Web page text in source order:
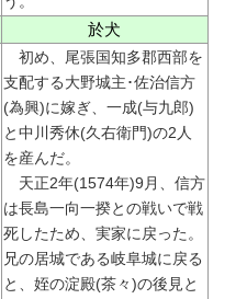
於犬
初め、尾張国知多郡西部を
支配する大野城主･佐治信方
(為興)に嫁ぎ、一成(与九郎)
と中川秀休(久右衛門)の2人
を産んだ。
天正2年(1574年)9月、信方
は長島一向一揆との戦いで戦
死したため、実家に戻った。
兄の居城である岐阜城に戻る
と、姪の淀殿(茶々)の後見と